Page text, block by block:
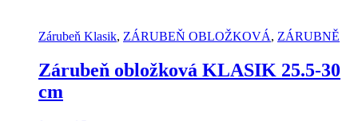
may
be
chosen
on
the
product
Zárubeň Klasik, ZÁRUBEŇ OBLOŽKOVÁ, ZÁRUBNĚ
Zárubeň obložková KLASIK 25.5-30
cm